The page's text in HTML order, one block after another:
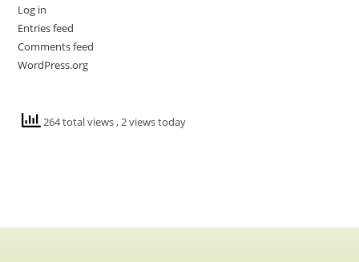
Log in
Entries feed
Comments feed
WordPress.org
264 total views, 2 views today